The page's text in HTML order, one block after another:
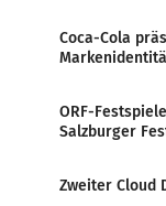
Coca-Cola
ORF-
Salzburger
Zweiter Cloud